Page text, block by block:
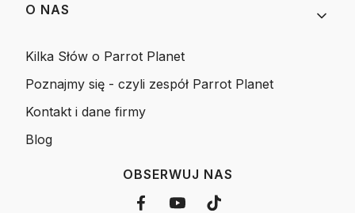
O NAS
Kilka Słów o Parrot Planet
Poznajmy się - czyli zespół Parrot Planet
Kontakt i dane firmy
Blog
OBSERWUJ NAS